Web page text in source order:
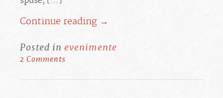
Continue reading →
Posted in evenimente
2 Comments